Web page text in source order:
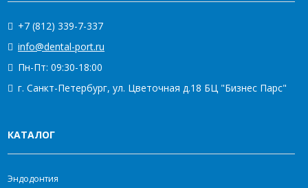
+7 (812) 339-7-337
info@dental-port.ru
Пн-Пт: 09:30-18:00
г. Санкт-Петербург, ул. Цветочная д.18 БЦ "Бизнес Парс"
КАТАЛОГ
Эндодонтия